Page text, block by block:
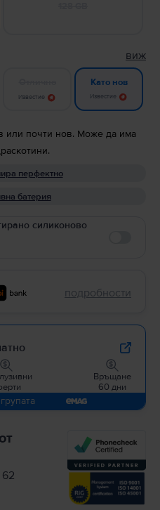
виж
Известие
Като нов
Известие
или почти нов. Може да има
перфектно
батерия
силиконово
подробности
Връщане
60 дни
62